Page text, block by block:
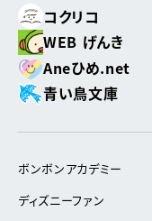
コクリコ
WEB げんき
Aneひめ.net
青い鳥文庫
ボンボンアカデミー
ディズニーファン